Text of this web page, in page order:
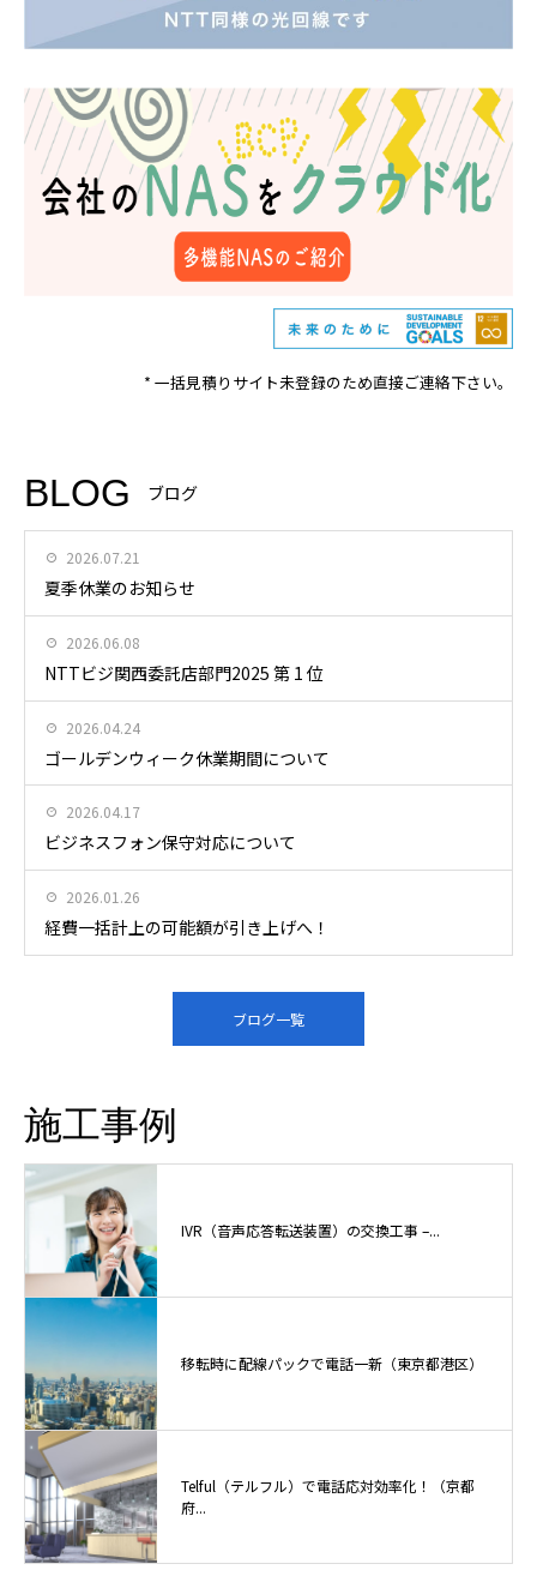
* 一括見積りサイト未登録のため直接ご連絡下さい。
BLOG ブログ
2026.07.21
夏季休業のお知らせ
2026.06.08
NTTビジ関西委託店部門2025 第 1 位
2026.04.24
ゴールデンウィーク休業期間について
2026.04.17
ビジネスフォン保守対応について
2026.01.26
経費一括計上の可能額が引き上げへ！
ブログ一覧
施工事例
IVR（音声応答転送装置）の交換工事 –...
移転時に配線パックで電話一新（東京都港区）
Telful（テルフル）で電話応対効率化！（京都
府...